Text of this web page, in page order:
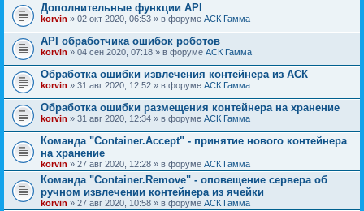
Дополнительные функции API
korvin » 02 окт 2020, 06:53 » в форуме АСК Гамма
API обработчика ошибок роботов
korvin » 04 сен 2020, 07:18 » в форуме АСК Гамма
Обработка ошибки извлечения контейнера из АСК
korvin » 31 авг 2020, 12:52 » в форуме АСК Гамма
Обработка ошибки размещения контейнера на хранение
korvin » 31 авг 2020, 12:34 » в форуме АСК Гамма
Команда "Container.Accept" - принятие нового контейнера
на хранение
korvin » 27 авг 2020, 12:28 » в форуме АСК Гамма
Команда "Container.Remove" - оповещение сервера об
ручном извлечении контейнера из ячейки
korvin » 27 авг 2020, 10:58 » в форуме АСК Гамма